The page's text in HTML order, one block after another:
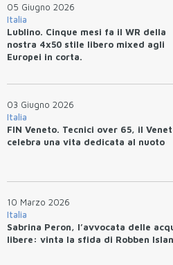
05 Giugno 2026
Italia
Lublino. Cinque mesi fa il WR della
nostra 4x50 stile libero mixed agli
Europei in corta.
03 Giugno 2026
Italia
FIN Veneto. Tecnici over 65, il
celebra una vita dedicata al nuoto
10 Marzo 2026
Italia
Sabrina Peron, l’avvocata delle
libere: vinta la sfida di Robben